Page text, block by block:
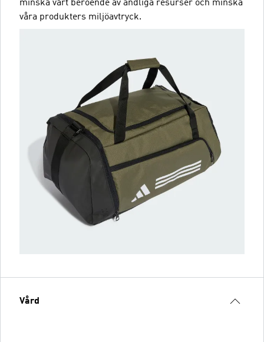
minska vårt beroende av ändliga resurser och minska
våra produkters miljöavtryck.
Vård